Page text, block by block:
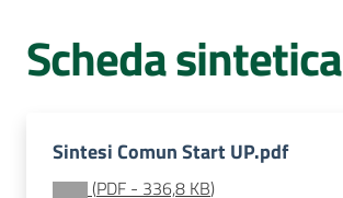
La
Rete
Scheda sintetica
Sintesi Comun Start UP.pdf
(PDF - 336,8 KB)